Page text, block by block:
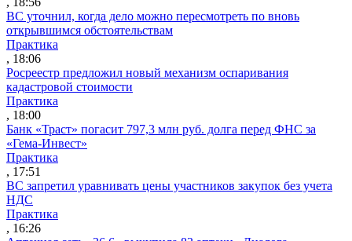
ВС уточнил, когда дело можно пересмотреть по вновь
открывшимся обстоятельствам
Практика
, 18:06
Росреестр предложил новый механизм оспаривания
кадастровой стоимости
Практика
, 18:00
Банк «Траст» погасит 797,3 млн руб. долга перед ФНС за
«Гема-Инвест»
Практика
, 17:51
ВС запретил уравнивать цены участников закупок без учета
НДС
Практика
, 16:26